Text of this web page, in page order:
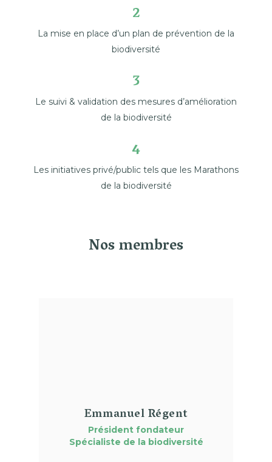
2
La mise en place d’un plan de prévention de la
biodiversité
3
Le suivi & validation des mesures d’amélioration
de la biodiversité
4
Les initiatives privé/public tels que les Marathons
de la biodiversité
Nos membres
Emmanuel Régent
Président fondateur
Spécialiste de la biodiversité